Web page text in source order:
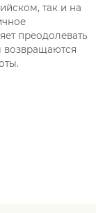
так и на
преодолевать